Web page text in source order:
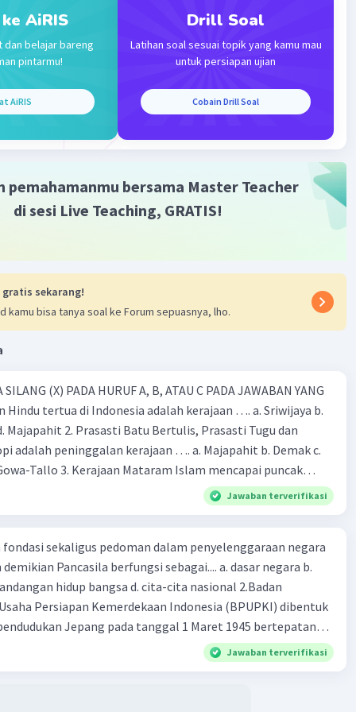
adanya
Iklan
AiRIS
dan belajar bareng
pintarmu!
AiRIS
Drill Soal
Latihan soal sesuai topik yang kamu mau
untuk persiapan ujian
Cobain Drill Soal
pemahamanmu bersama Master Teacher
di sesi Live Teaching, GRATIS!
gratis sekarang!
kamu bisa tanya soal ke Forum sepuasnya, lho.
(X) PADA HURUF A, B, ATAU C PADA JAWABAN YANG
Hindu tertua di Indonesia adalah kerajaan …. a. Sriwijaya b.
Majapahit 2. Prasasti Batu Bertulis, Prasasti Tugu dan
adalah peninggalan kerajaan …. a. Majapahit b. Demak c.
Tallo 3. Kerajaan Mataram Islam mencapai puncak
pemerintahan …. a. Hayam Wuruk b. Sultan Agung c. Sultan
Sultan Hasanudin 4. Kerajaan Islam pertama di Indonesia
Islam, kecuali … a. Masjid Demak b. Menara Kudus c. Candi
Pesantren 6. Kerajaan Majapahit dikenal dengan kerajaan
a. Permaisuri yang cantik-cantik b. Angkatan darat yang
yang bijak d. Kekuatan maritim yang besar 7. Berikut ini yang
alam adalah …. a. Sungai b. Pelabuhan c. Danau d.
yang menjorok ke laut dinamakan …. a. Lembah b. Teluk c.
Jawaban terverifikasi
fondasi sekaligus pedoman dalam penyelenggaraan negara
Pancasila berfungsi sebagai.... a. dasar negara b.
hidup bangsa d. cita-cita nasional 2.Badan
Persiapan Kemerdekaan Indonesia (BPUPKI) dibentuk
Jepang pada tanggal 1 Maret 1945 bertepatan
tahun Kaisar Hirohito. Wakil ketua BPUPKI ketika itu dijabat
dan Mr. Soepomo b. K.R.T Radjiman Wediodiningrat c. Ir.
Jawaban terverifikasi